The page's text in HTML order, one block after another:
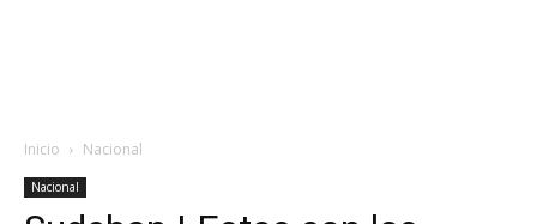
Inicio Nacional
Nacional